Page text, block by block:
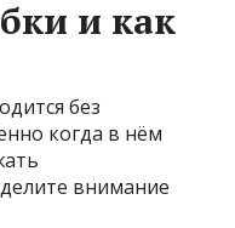
и как
без
когда в нём
внимание